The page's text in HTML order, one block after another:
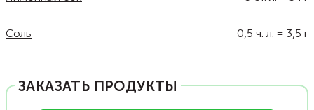
Соль 0,5 ч. л. = 3,5 г
ЗАКАЗАТЬ ПРОДУКТЫ